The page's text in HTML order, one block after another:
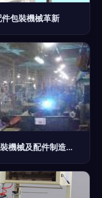
包裝機械革新
機械配件加工的規范化與精細化——包裝機械及配件制造業的前景探析